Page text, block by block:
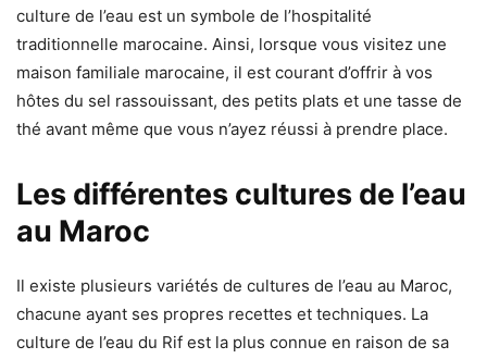
culture de l’eau est un symbole de l’hospitalité
traditionnelle marocaine. Ainsi, lorsque vous visitez une
maison familiale marocaine, il est courant d’offrir à vos
hôtes du sel rassouissant, des petits plats et une tasse de
thé avant même que vous n’ayez réussi à prendre place.
Les différentes cultures de l’eau
au Maroc
Il existe plusieurs variétés de cultures de l’eau au Maroc,
chacune ayant ses propres recettes et techniques. La
culture de l’eau du Rif est la plus connue en raison de sa